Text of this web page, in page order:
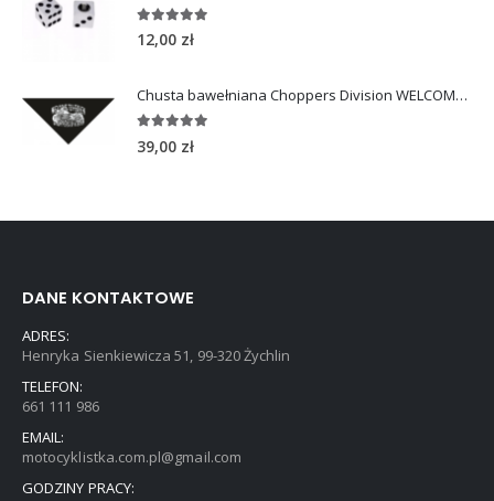
5.00out of 5
12,00 zł
Chusta bawełniana Choppers Division WELCOME TO HEAVEN
out of 5
39,00 zł
DANE KONTAKTOWE
ADRES:
Henryka Sienkiewicza 51, 99-320 Żychlin
TELEFON:
661 111 986
EMAIL:
motocyklistka.com.pl@gmail.com
GODZINY PRACY: